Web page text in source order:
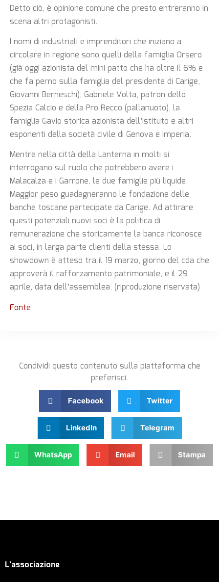
Detto ciò, è opinione comune che presto entreranno in
scena altri protagonisti.
I nomi di industriali e imprenditori che iniziano a
circolare in regione sono quelli della famiglia Orsero
(già oggi azionista del mini patto che ha oltre il 6% e
che fa perno sulla famiglia del presidente di Carige,
Giovanni Berneschi), Gabriele Volta, patron dello
Spezia Calcio e della Pro Recco (pallanuoto), la
famiglia Gavio storica azionista dell’istituto e altri
esponenti della società civile di Genova e Imperia.
Mentre nella città della Lanterna in molti si
interrogano sul ruolo che potrebbero avere i
Malacalza e i Garrone, le due famiglie più liquide.
Maggior peso guadagneranno le fondazione delle
banche toscane partecipate da Carige. Ad attirare
questi potenziali nuovi soci è la politica di
remunerazione che storicamente la banca riconosce
ai soci, in larga parte clienti della stessa. Lo
showdown è atteso tra il 19 marzo, giorno del cda che
approverà il rafforzamento patrimoniale, e il 29
aprile, data dell’assemblea. (riproduzione riservata)
Fonte
Condividi questo contenuto sulla piattaforma che
preferisci.
Facebook Twitter
LinkedIn Telegram
WhatsApp Email Stampa
L'associazione